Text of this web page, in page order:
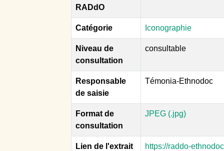
RADdO
Catégorie Iconographie
Niveau de
consultation
consultable
Responsable
de saisie
Témonia-Ethnodoc
Format de
consultation
JPEG (.jpg)
Lien de l'extrait
https://raddo-